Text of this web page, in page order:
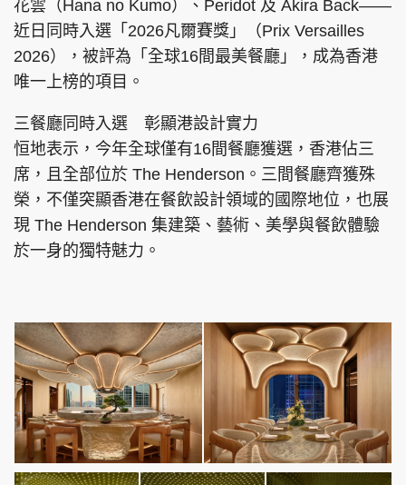
PCM 電腦廣場 星島頭條 星島日報
頭條日報 星島環球 The Standard
親子王
頭條搵工 EDUPLUS
關於我們
聯絡我們
隱私政策聲明
版權及免責聲明
花雲（Hana no Kumo）、Peridot 及 Akira Back——
近日同時入選「2026凡爾賽獎」（Prix Versailles
2026），被評為「全球16間最美餐廳」，成為香港
唯一上榜的項目。
三餐廳同時入選 彰顯港設計實力
恒地表示，今年全球僅有16間餐廳獲選，香港佔三
席，且全部位於 The Henderson。三間餐廳齊獲殊
榮，不僅突顯香港在餐飲設計領域的國際地位，也展
現 The Henderson 集建築、藝術、美學與餐飲體驗
於一身的獨特魅力。